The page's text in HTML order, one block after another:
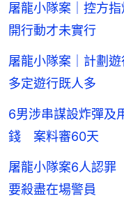
屠龍小隊案｜控方
開行動才未實行
屠龍小隊案｜計劃
多定遊行既人多
6男涉串謀設炸彈
錢 案料審60天
屠龍小隊案6人認
要殺盡在場警員